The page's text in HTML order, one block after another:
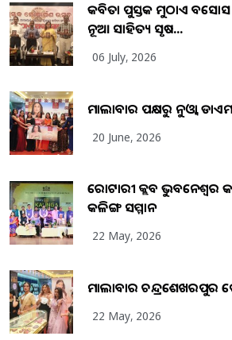
କବିତା ପୁସ୍ତକ ମୁଠାଏ
ନୂଆ ସାହିତ୍ୟ ସୃଷ...
06 July, 2026
ମାଲାବାର ପକ୍ଷରୁ ନୁଓ୍ବା
20 June, 2026
ରୋଟାରୀ କ୍ଲବ ଭୁବନେଶ୍ୱର
କଳିଙ୍ଗ ସମ୍ମାନ
22 May, 2026
ମାଲାବାର ଚନ୍ଦ୍ରଶେଖରପୁର
22 May, 2026